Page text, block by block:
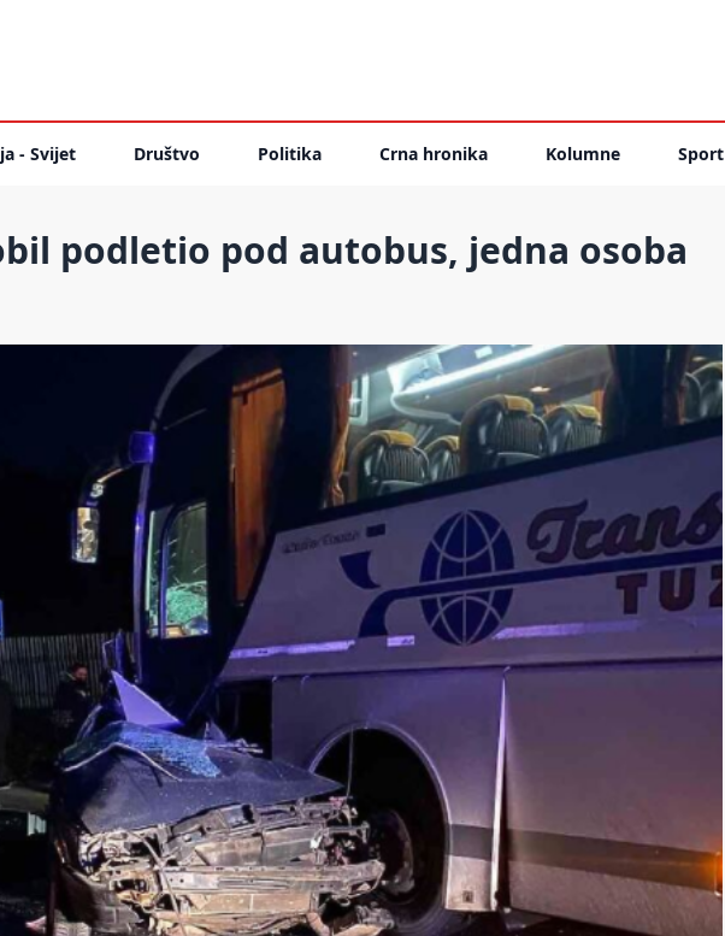
- Svijet Društvo Politika Crna hronika Kolumne Sport
podletio pod autobus, jedna osoba